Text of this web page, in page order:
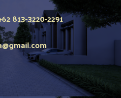
813-3220-2291
@gmail.com